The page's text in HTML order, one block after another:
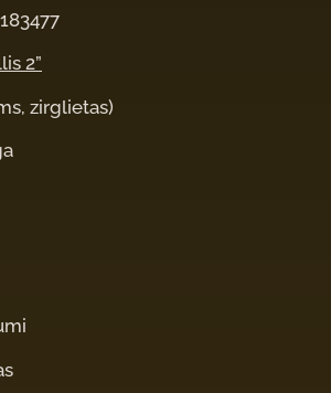
2”
zirglietas)